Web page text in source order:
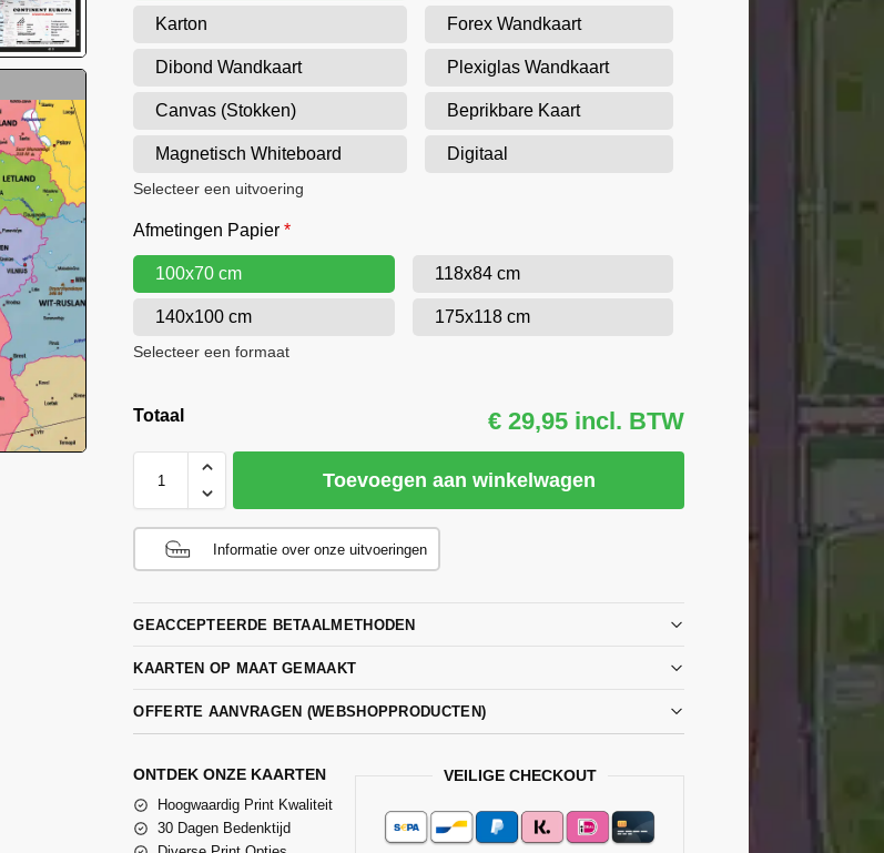
Karton Forex Wandkaart
Dibond Wandkaart Plexiglas Wandkaart
Canvas (Stokken) Beprikbare Kaart
Magnetisch Whiteboard Digitaal
Selecteer een uitvoering
Afmetingen Papier *
100x70 cm 118x84 cm
140x100 cm 175x118 cm
Selecteer een formaat
Totaal € 29,95 incl. BTW
Toevoegen aan winkelwagen
Informatie over onze uitvoeringen
GEACCEPTEERDE BETAALMETHODEN
KAARTEN OP MAAT GEMAAKT
OFFERTE AANVRAGEN (WEBSHOPPRODUCTEN)
ONTDEK ONZE KAARTEN
Hoogwaardig Print Kwaliteit
30 Dagen Bedenktijd
VEILIGE CHECKOUT